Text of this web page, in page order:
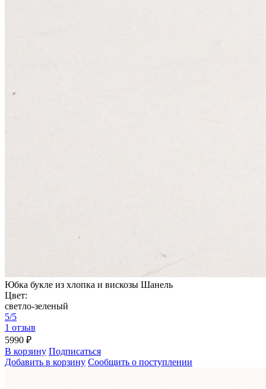
Юбка букле из хлопка и вискозы Шанель
Цвет:
светло-зеленый
5/5
1 отзыв
5990 ₽
В корзину Подписаться
Добавить в корзину Сообщить о поступлении